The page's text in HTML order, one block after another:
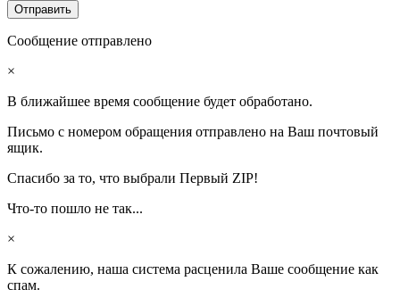
Сообщение отправлено
×
В ближайшее время сообщение будет обработано.
Письмо с номером обращения отправлено на Ваш почтовый
ящик.
Спасибо за то, что выбрали Первый ZIP!
Что-то пошло не так...
×
К сожалению, наша система расценила Ваше сообщение как
спам.